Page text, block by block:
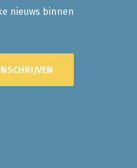
nieuws binnen